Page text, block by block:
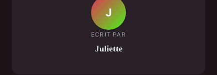
J
ECRIT PAR
Juliette